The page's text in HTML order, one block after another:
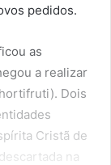
pedidos.
as
a realizar
Dois
Cristã de
na